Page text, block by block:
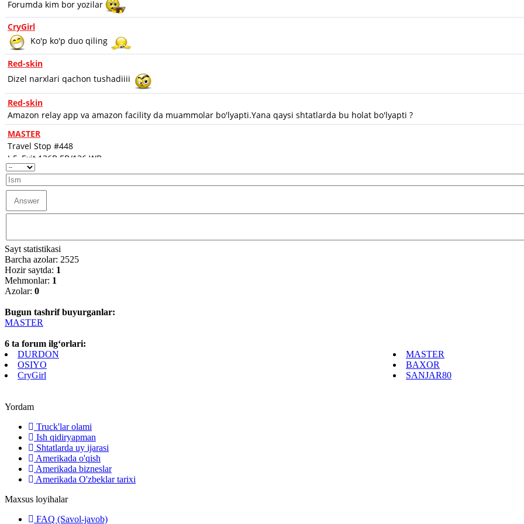
Sayt statistikasi
Barcha azolar: 2525
Hozir saytda: 1
Mehmonlar: 1
Azolar: 0
Bugun tashrif buyurganlar:
MASTER
6 ta forum ilg‘orlari:
DURDON
MASTER
OSIYO
BAXOR
CryGirl
SANJAR80
Yordam
Truck'lar olami
Ish qidiryapman
Shtatlarda uy ijarasi
Amerikada o'qish
Amerikada bizneslar
Amerikada O'zbeklar tarixi
Maxsus loyihalar
FAQ (Savol-javob)